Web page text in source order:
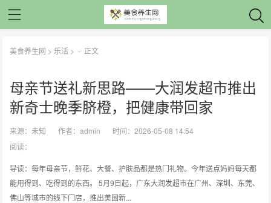
美食养生网 > 乐活 > - 正文
母亲节送礼新思路——大润发超市推出
新奇士晚季脐橙，把健康带回家
来源：未知 作者：admin
时间：2026-05-08 14:54
阅读：
导读：每年母亲节，鲜花、大餐、护肤品都是热门礼物。今年送点妈妈每天都
能用得到、吃得到的东西。 5月9日起，广东大润发超市在广州、深圳、东莞、
佛山等城市的线下门店，推出美国新...